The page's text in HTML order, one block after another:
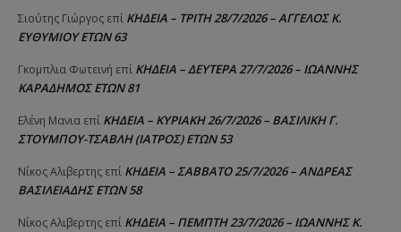
Σιούτης Γιώργος επί ΚΗΔΕΙΑ – ΤΡΙΤΗ 28/7/2026 – ΑΓΓΕΛΟΣ Κ.
ΕΥΘΥΜΙΟΥ ΕΤΩΝ 63
Γκομπλια Φωτεινή επί ΚΗΔΕΙΑ – ΔΕΥΤΕΡΑ 27/7/2026 – ΙΩΑΝΝΗΣ
ΚΑΡΑΔΗΜΟΣ ΕΤΩΝ 81
Ελένη Μανια επί ΚΗΔΕΙΑ – ΚΥΡΙΑΚΗ 26/7/2026 – ΒΑΣΙΛΙΚΗ Γ.
ΣΤΟΥΜΠΟΥ-ΤΣΑΒΛΗ (ΙΑΤΡΟΣ) ΕΤΩΝ 53
Νίκος Αλιβερτης επί ΚΗΔΕΙΑ – ΣΑΒΒΑΤΟ 25/7/2026 – ΑΝΔΡΕΑΣ
ΒΑΣΙΛΕΙΑΔΗΣ ΕΤΩΝ 58
Νίκος Αλιβερτης επί ΚΗΔΕΙΑ – ΠΕΜΠΤΗ 23/7/2026 – ΙΩΑΝΝΗΣ Κ.